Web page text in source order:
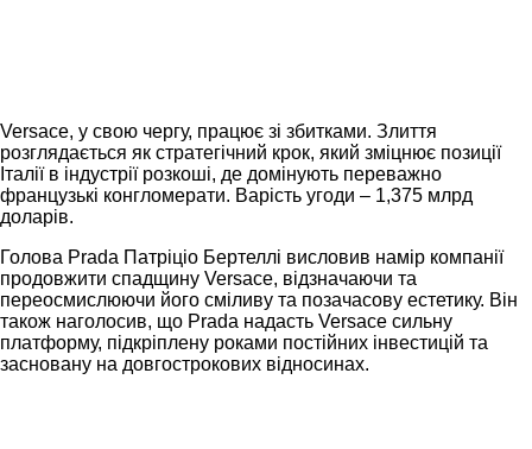
Versace, у свою чергу, працює зі збитками. Злиття
розглядається як стратегічний крок, який зміцнює позиції
Італії в індустрії розкоші, де домінують переважно
французькі конгломерати. Варість угоди – 1,375 млрд
доларів.
Голова Prada Патріціо Бертеллі висловив намір компанії
продовжити спадщину Versace, відзначаючи та
переосмислюючи його сміливу та позачасову естетику. Він
також наголосив, що Prada надасть Versace сильну
платформу, підкріплену роками постійних інвестицій та
засновану на довгострокових відносинах.